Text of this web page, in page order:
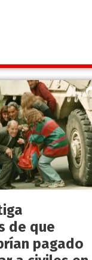
de que
pagado